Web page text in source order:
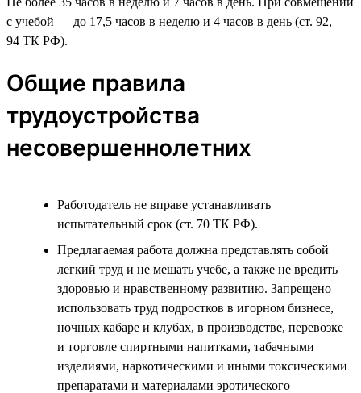
с учебой — до 17,5 часов в неделю и 4 часов в день (ст. 92,
94 ТК РФ).
Общие правила
трудоустройства
несовершеннолетних
Работодатель не вправе устанавливать
испытательный срок (ст. 70 ТК РФ).
Предлагаемая работа должна представлять собой
легкий труд и не мешать учебе, а также не вредить
здоровью и нравственному развитию. Запрещено
использовать труд подростков в игорном бизнесе,
ночных кабаре и клубах, в производстве, перевозке
и торговле спиртными напитками, табачными
изделиями, наркотическими и иными токсическими
препаратами и материалами эротического